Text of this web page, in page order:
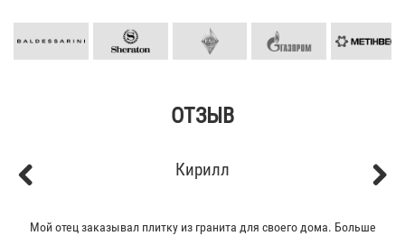
ОТЗЫВ
Кирилл
Мой отец заказывал плитку из гранита для своего дома. Больше